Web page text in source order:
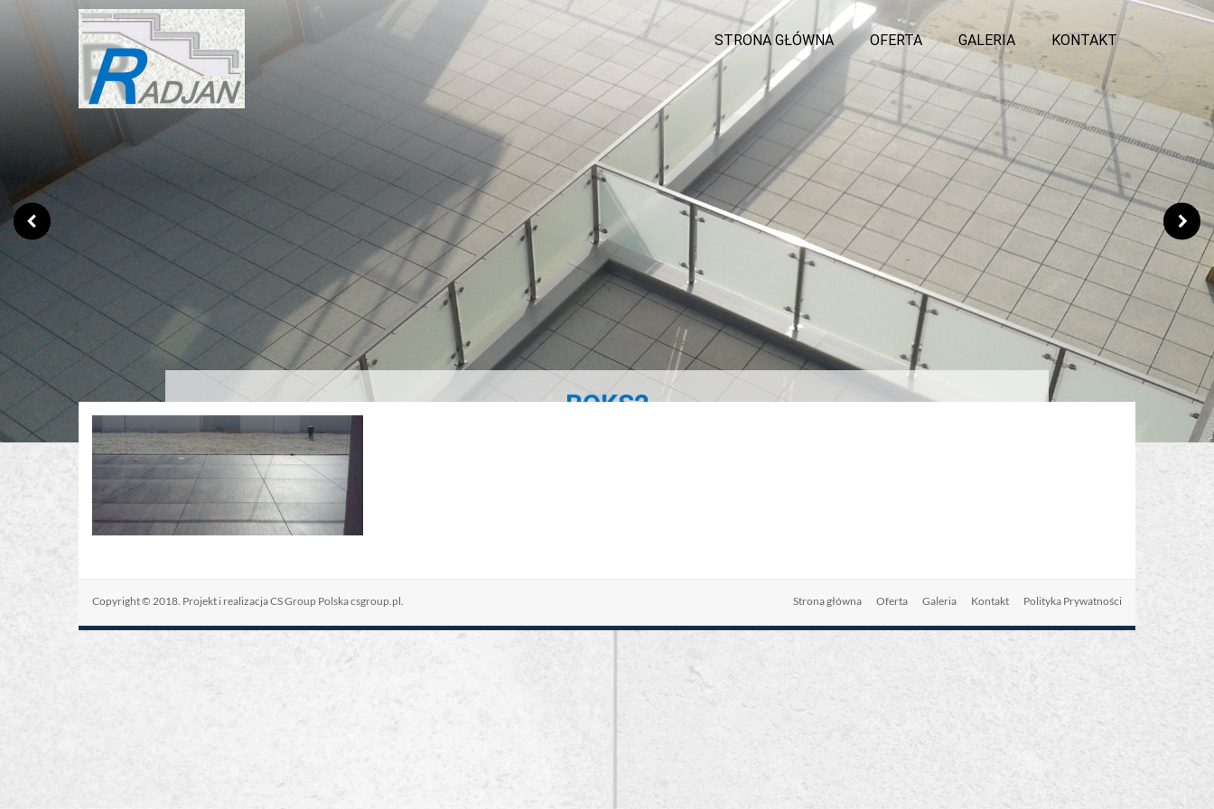
STRONA GŁÓWNA OFERTA GALERIA KONTAKT
BOKS2
Copyright © 2018. Projekt i realizacja CS Group Polskacsgroup.pl. Strona główna Oferta Galeria Kontakt Polityka Prywatności